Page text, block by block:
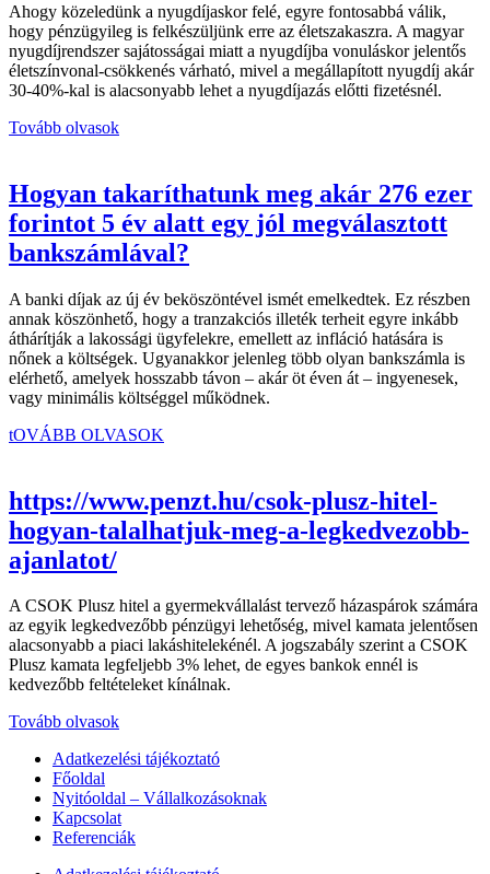
Ahogy közeledünk a nyugdíjaskor felé, egyre fontosabbá válik,
hogy pénzügyileg is felkészüljünk erre az életszakaszra. A magyar
nyugdíjrendszer sajátosságai miatt a nyugdíjba vonuláskor jelentős
életszínvonal-csökkenés várható, mivel a megállapított nyugdíj akár
30-40%-kal is alacsonyabb lehet a nyugdíjazás előtti fizetésnél.
Tovább olvasok
Hogyan takaríthatunk meg akár 276 ezer
forintot 5 év alatt egy jól megválasztott
bankszámlával?
A banki díjak az új év beköszöntével ismét emelkedtek. Ez részben
annak köszönhető, hogy a tranzakciós illeték terheit egyre inkább
áthárítják a lakossági ügyfelekre, emellett az infláció hatására is
nőnek a költségek. Ugyanakkor jelenleg több olyan bankszámla is
elérhető, amelyek hosszabb távon – akár öt éven át – ingyenesek,
vagy minimális költséggel működnek.
tOVÁBB OLVASOK
https://www.penzt.hu/csok-plusz-hitel-
hogyan-talalhatjuk-meg-a-legkedvezobb-
ajanlatot/
A CSOK Plusz hitel a gyermekvállalást tervező házaspárok számára
az egyik legkedvezőbb pénzügyi lehetőség, mivel kamata jelentősen
alacsonyabb a piaci lakáshitelekénél. A jogszabály szerint a CSOK
Plusz kamata legfeljebb 3% lehet, de egyes bankok ennél is
kedvezőbb feltételeket kínálnak.
Tovább olvasok
Adatkezelési tájékoztató
Főoldal
Nyitóoldal – Vállalkozásoknak
Kapcsolat
Referenciák